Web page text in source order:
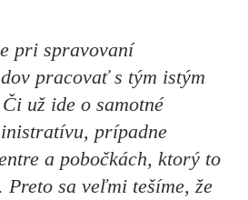
pri spravovaní
pracovať s tým istým
už ide o samotné
prípadne
a pobočkách, ktorý to
Preto sa veľmi tešíme, že